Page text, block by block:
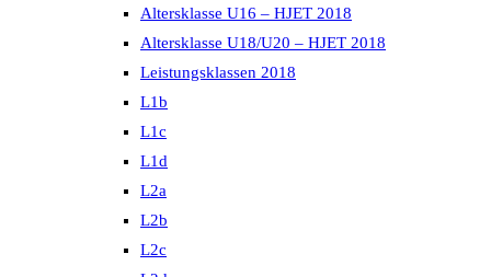
Altersklasse U16 – HJET 2018
Altersklasse U18/U20 – HJET 2018
Leistungsklassen 2018
L1b
L1c
L1d
L2a
L2b
L2c